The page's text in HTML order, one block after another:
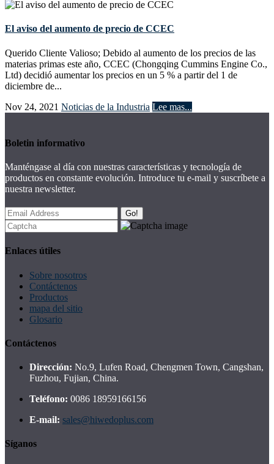
El aviso del aumento de precio de CCEC
Querido Cliente Valioso; Debido al aumento de los precios de las
materias primas este año, CCEC (Chongqing Cummins Engine Co.,
Ltd) decidió aumentar los precios en un 5 % a partir del 1 de
diciembre de...
Nov 24, 2021 Noticias de la Industria Lee mas...
Boletin informativo
Manténgase al día con nuestras características y tecnología de
productos en constante evolución. Introduce tu e-mail y suscríbete a
nuestra newsletter.
Go!
Enlaces útiles
Sobre nosotros
Contáctenos
Productos
mapa del sitio
Glosario
Contáctenos
Dirección: No.9, Lufen Road, Chengmen Town, Cangshan,
Fuzhou, Fujian, China.
Teléfono: 0086 18959166156
E-mail: sales@hiwedoplus.com
Síganos